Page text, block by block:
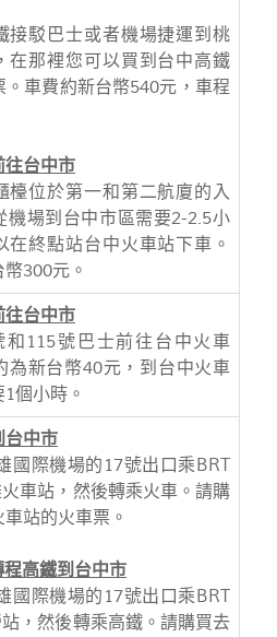
接駁巴士或者機場捷運到桃
在那裡您可以買到台中高鐵
。車費約新台幣540元，車程
往台中市
檯位於第一和第二航廈的入
機場到台中市區需要2-2.5小
在終點站台中火車站下車。
300元。
往台中市
和115號巴士前往台中火車
為新台幣40元，到台中火車
個小時。
台中市
國際機場的17號出口乘BRT
車站，然後轉乘火車。請購
站的火車票。
高鐵到台中市
國際機場的17號出口乘BRT
，然後轉乘高鐵。請購買去